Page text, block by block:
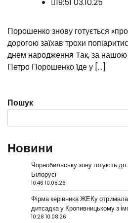
Порошенко знову готується
дорогою заїхав трохи
днем народження Так, за
Петро Порошенко їде у […]
Пошук
Новини
Чорнобильську зону готують
Білорусі
10:46 10.08.26
Фірма керівника ЖЕКу
дитсадка у Кропивницькому з
10:28 10.08.26